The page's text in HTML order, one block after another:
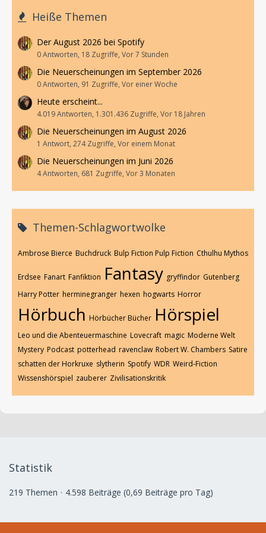
Heiße Themen
Der August 2026 bei Spotify
0 Antworten, 18 Zugriffe, Vor 7 Stunden
Die Neuerscheinungen im September 2026
0 Antworten, 91 Zugriffe, Vor einer Woche
Heute erscheint...
4.019 Antworten, 1.301.436 Zugriffe, Vor 18 Jahren
Die Neuerscheinungen im August 2026
1 Antwort, 274 Zugriffe, Vor einem Monat
Die Neuerscheinungen im Juni 2026
4 Antworten, 681 Zugriffe, Vor 3 Monaten
Themen-Schlagwortwolke
Ambrose Bierce Buchdruck Bulp Fiction Pulp Fiction Cthulhu Mythos
Erdsee Fanart Fanfiktion Fantasy gryffindor Gutenberg
Harry Potter herminegranger hexen hogwarts Horror
Hörbuch Hörbücher Bücher Hörspiel
Leo und die Abenteuermaschine Lovecraft magic Moderne Welt
Mystery Podcast potterhead ravenclaw Robert W. Chambers Satire
schatten der Horkruxe slytherin Spotify WDR Weird-Fiction
Wissenshörspiel zauberer Zivilisationskritik
Statistik
219 Themen 4.598 Beiträge (0,69 Beiträge pro Tag)